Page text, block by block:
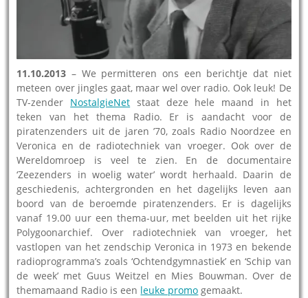
11.10.2013 – We permitteren ons een berichtje dat niet
meteen over jingles gaat, maar wel over radio. Ook leuk! De
TV-zender NostalgieNet staat deze hele maand in het
teken van het thema Radio. Er is aandacht voor de
piratenzenders uit de jaren ’70, zoals Radio Noordzee en
Veronica en de radiotechniek van vroeger. Ook over de
Wereldomroep is veel te zien. En de documentaire
‘Zeezenders in woelig water’ wordt herhaald. Daarin de
geschiedenis, achtergronden en het dagelijks leven aan
boord van de beroemde piratenzenders. Er is dagelijks
vanaf 19.00 uur een thema-uur, met beelden uit het rijke
Polygoonarchief. Over radiotechniek van vroeger, het
vastlopen van het zendschip Veronica in 1973 en bekende
radioprogramma’s zoals ‘Ochtendgymnastiek’ en ‘Schip van
de week’ met Guus Weitzel en Mies Bouwman. Over de
themamaand Radio is een leuke promo gemaakt.